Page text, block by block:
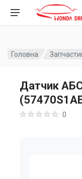
Головна
Датчик АБС
0